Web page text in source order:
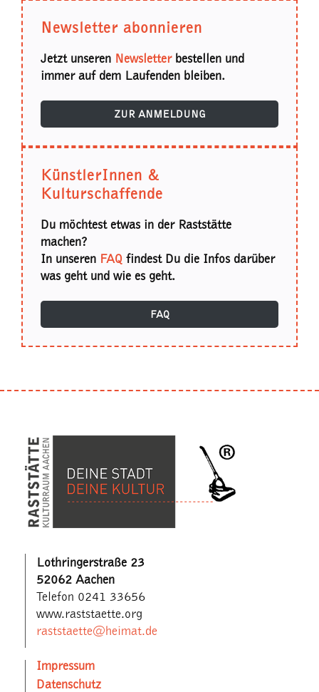
Newsletter abonnieren
Jetzt unseren Newsletterbestellen und
immer auf dem Laufenden bleiben.
ZUR ANMELDUNG
KünstlerInnen &
Kulturschaffende
Du möchtest etwas in der Raststätte
machen?
In unseren FAQ findest Du die Infos darüber
was geht und wie es geht.
FAQ
Lothringerstraße 23
52062 Aachen
Telefon 0241 33656
www.raststaette.org
raststaette@heimat.de
Impressum
Datenschutz